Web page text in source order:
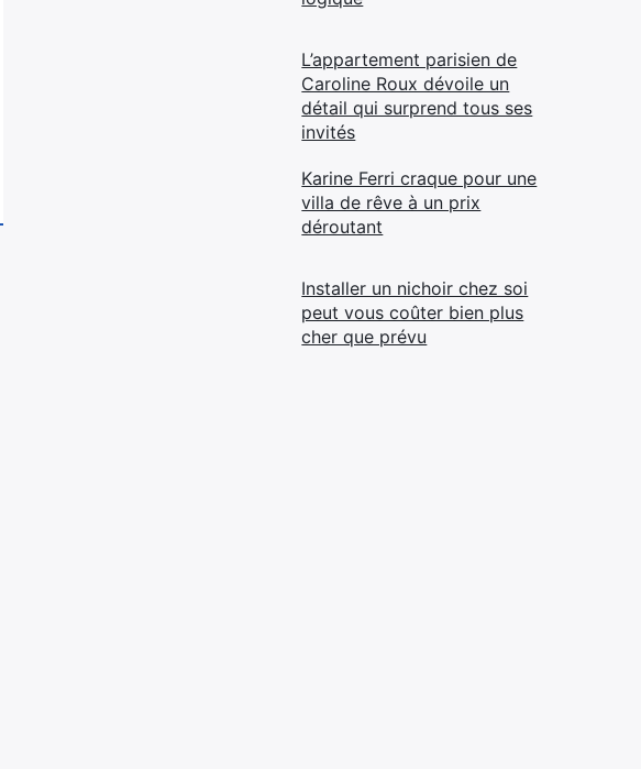
L’appartement parisien de
Caroline Roux dévoile un
détail qui surprend tous ses
invités
Karine Ferri craque pour une
villa de rêve à un prix
déroutant
Installer un nichoir chez soi
peut vous coûter bien plus
cher que prévu